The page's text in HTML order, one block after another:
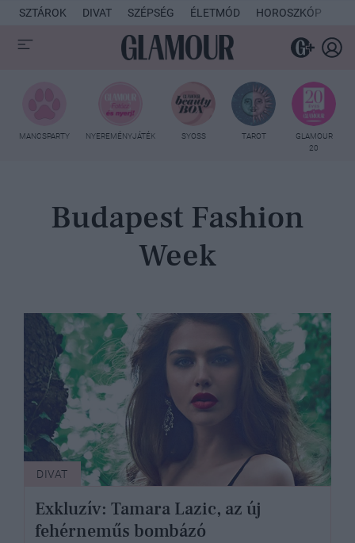
SZTÁROK DIVAT SZÉPSÉG ÉLETMÓD HOROSZKÓP
MANCSPARTY NYEREMÉNYJÁTÉK SYOSS TAROT
GLAMOUR
20
Budapest Fashion
Week
DIVAT
Exkluzív: Tamara Lazic, az új
fehérneműs bombázó